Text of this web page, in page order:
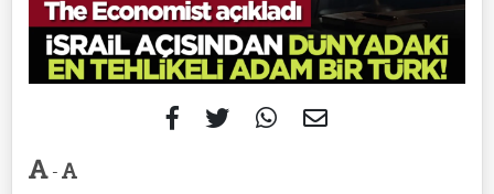
-